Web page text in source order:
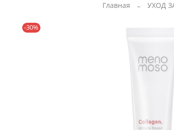
Главная УХОД
-30%